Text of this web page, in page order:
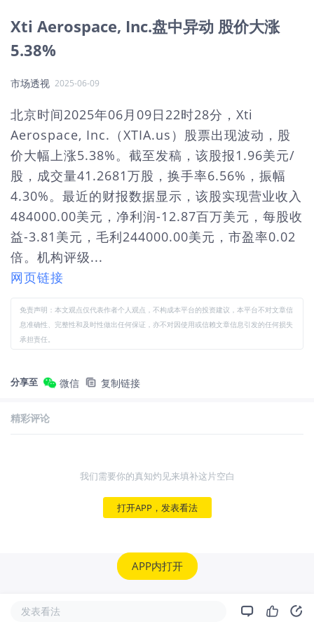
Xti Aerospace, Inc.盘中异动 股价大涨
5.38%
市场透视 2025-06-09
北京时间2025年06月09日22时28分，Xti
Aerospace, Inc.（XTIA.us）股票出现波动，股
价大幅上涨5.38%。截至发稿，该股报1.96美元/
股，成交量41.2681万股，换手率6.56%，振幅
4.30%。最近的财报数据显示，该股实现营业收入
484000.00美元，净利润-12.87百万美元，每股收
益-3.81美元，毛利244000.00美元，市盈率0.02
倍。机构评级...
网页链接
免责声明：本文观点仅代表作者个人观点，不构成本平台的投资建议，本平台不对文章信
息准确性、完整性和及时性做出任何保证，亦不对因使用或信赖文章信息引发的任何损失
承担责任。
分享至 微信 复制链接
精彩评论
我们需要你的真知灼见来填补这片空白
打开APP，发表看法
APP内打开
发表看法